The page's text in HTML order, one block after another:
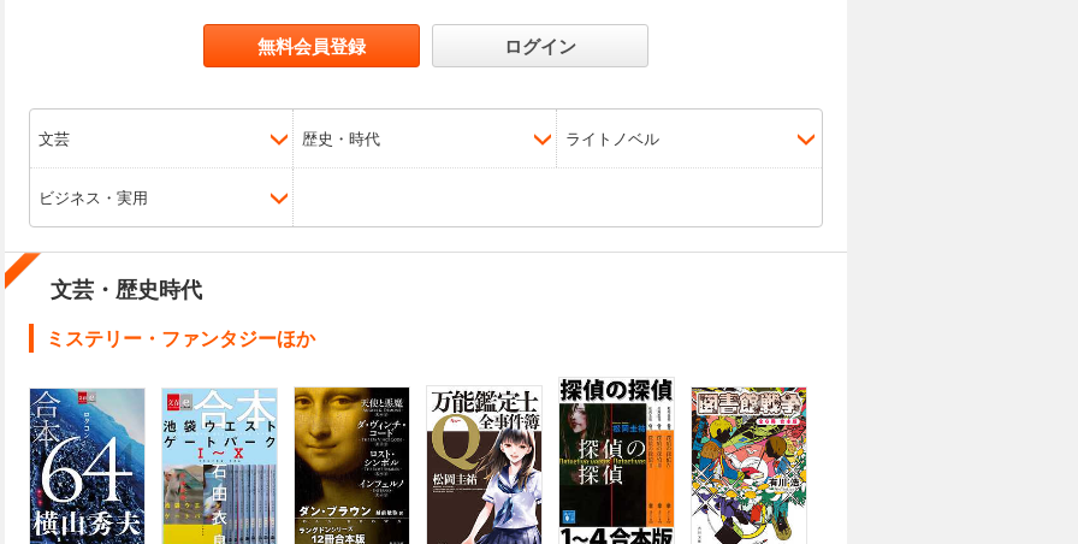
無料会員登録 ログイン
文芸 歴史・時代 ライトノベル
ビジネス・実用
文芸・歴史時代
ミステリー・ファンタジーほか